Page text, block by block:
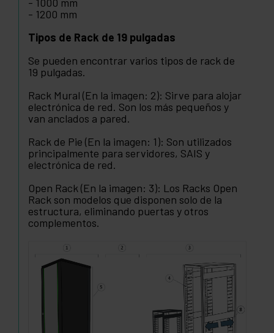
- 1200 mm
Tipos de Rack de 19 pulgadas
Se pueden encontrar varios tipos de rack de
19 pulgadas.
Rack Mural (En la imagen: 2): Sirve para alojar
electrónica de red. Son los más pequeños y
van anclados a pared.
Rack de Pie (En la imagen: 1): Son utilizados
principalmente para servidores, SAIS y
electrónica de red.
Open Rack (En la imagen: 3): Los Racks Open
Rack son modelos que disponen solo de la
estructura, eliminando puertas y otros
complementos.